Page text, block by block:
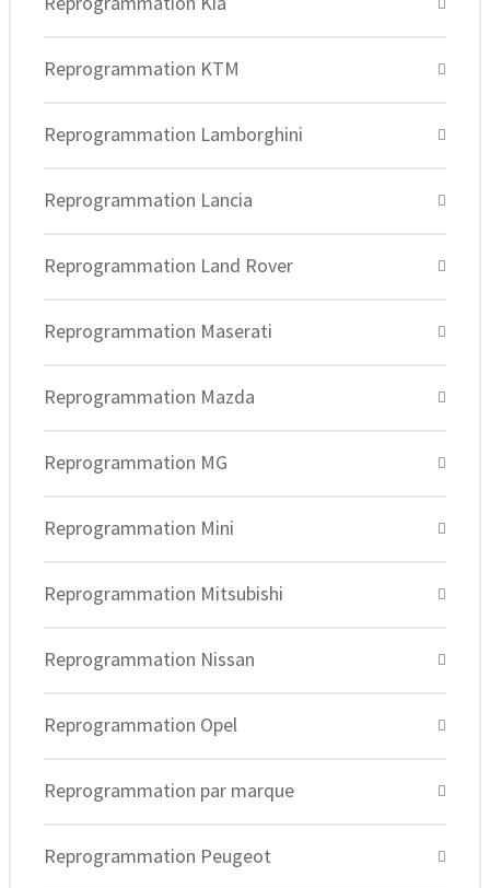
Reprogrammation KTM
Reprogrammation Lamborghini
Reprogrammation Lancia
Reprogrammation Land Rover
Reprogrammation Maserati
Reprogrammation Mazda
Reprogrammation MG
Reprogrammation Mini
Reprogrammation Mitsubishi
Reprogrammation Nissan
Reprogrammation Opel
Reprogrammation par marque
Reprogrammation Peugeot